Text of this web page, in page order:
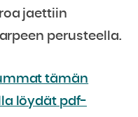
jaettiin
perusteella.
tämän
löydät pdf-